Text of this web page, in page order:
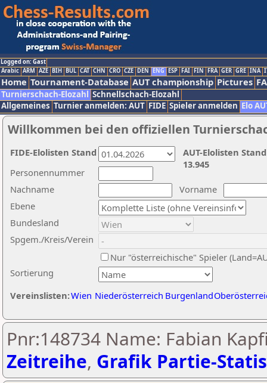
Logged on: Gast
Arabic ARM AZE BIH BUL CAT CHN CRO CZE DEN ENG ESP FAI FIN FRA GER GRE INA
Home Tournament-Database AUT championship Pictures
Turnierschach-Elozahl Schnellschach-Elozahl
Allgemeines Turnier anmelden: AUT FIDE Spieler anmelden Elo
Willkommen bei den offiziellen
Nachname
Vorname
Ebene
Sortierung
Personennummer
Bundesland
Spgem./Kreis/Verein
Nur "österreichische" Spieler
Vereinslisten:Wien Niederösterreich Burgenland
AUT-Elolisten
13.945
FIDE-Elolisten Stand
Pnr:148734 Name: Fabian
Zeitreihe, Grafik Partie-